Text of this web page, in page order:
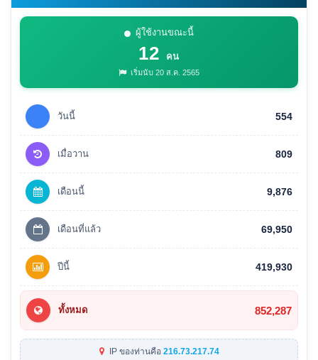
ผู้ใช้งานขณะนี้
12 คน
เริ่มนับ 20 ส.ค. 2565
วันนี้ 554
เมื่อวาน 809
เดือนนี้ 9,876
เดือนที่แล้ว 69,950
ปีนี้ 419,930
ทั้งหมด 852,287
IP ของท่านคือ 216.73.217.74